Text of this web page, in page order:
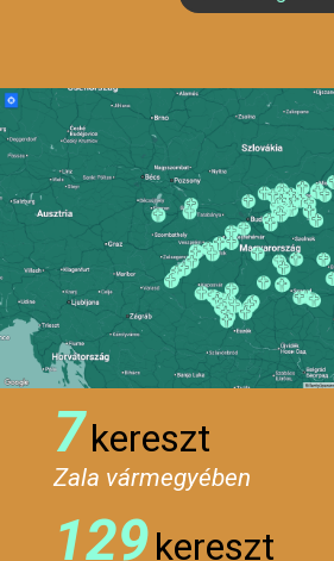
7kereszt
Zala vármegyében
129kereszt